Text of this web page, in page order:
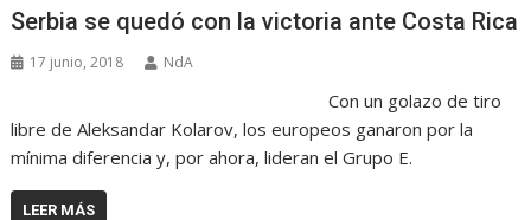
Serbia se quedó con la victoria ante Costa Rica
17 junio, 2018 NdA
Con un golazo de tiro
libre de Aleksandar Kolarov, los europeos ganaron por la
mínima diferencia y, por ahora, lideran el Grupo E.
LEER MÁS